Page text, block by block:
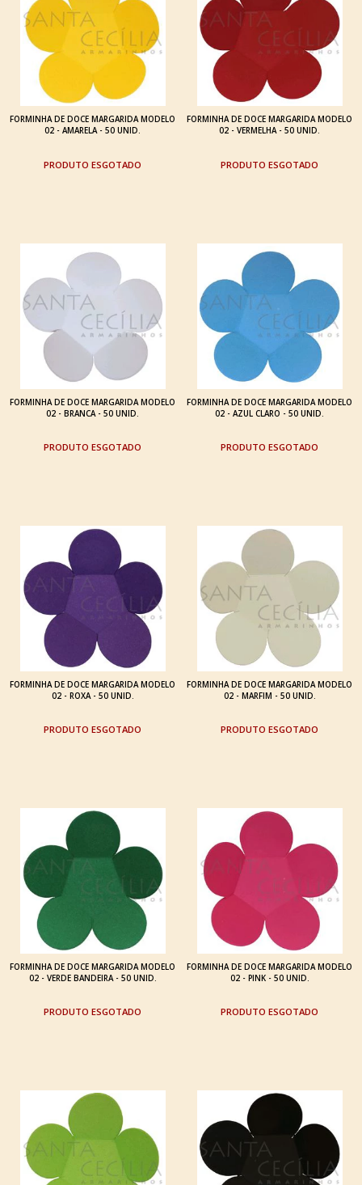
FORMINHA DE DOCE MARGARIDA MODELO
02 - AMARELA - 50 UNID.
ESGOTADO
FORMINHA DE DOCE MARGARIDA MODELO
02 - VERMELHA - 50 UNID.
ESGOTADO
FORMINHA DE DOCE MARGARIDA MODELO
02 - BRANCA - 50 UNID.
ESGOTADO
FORMINHA DE DOCE MARGARIDA MODELO
02 - AZUL CLARO - 50 UNID.
ESGOTADO
FORMINHA DE DOCE MARGARIDA MODELO
02 - ROXA - 50 UNID.
ESGOTADO
FORMINHA DE DOCE MARGARIDA MODELO
02 - MARFIM - 50 UNID.
ESGOTADO
FORMINHA DE DOCE MARGARIDA MODELO
02 - VERDE BANDEIRA - 50 UNID.
ESGOTADO
FORMINHA DE DOCE MARGARIDA MODELO
02 - PINK - 50 UNID.
ESGOTADO